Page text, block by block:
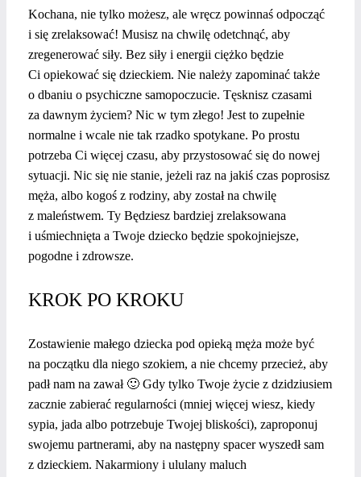
Kochana, nie tylko możesz, ale wręcz powinnaś odpocząć
i się zrelaksować! Musisz na chwilę odetchnąć, aby
zregenerować siły. Bez siły i energii ciężko będzie
Ci opiekować się dzieckiem. Nie należy zapominać także
o dbaniu o psychiczne samopoczucie. Tęsknisz czasami
za dawnym życiem? Nic w tym złego! Jest to zupełnie
normalne i wcale nie tak rzadko spotykane. Po prostu
potrzeba Ci więcej czasu, aby przystosować się do nowej
sytuacji. Nic się nie stanie, jeżeli raz na jakiś czas poprosisz
męża, albo kogoś z rodziny, aby został na chwilę
z maleństwem. Ty Będziesz bardziej zrelaksowana
i uśmiechnięta a Twoje dziecko będzie spokojniejsze,
pogodne i zdrowsze.
KROK PO KROKU
Zostawienie małego dziecka pod opieką męża może być
na początku dla niego szokiem, a nie chcemy przecież, aby
padł nam na zawał 🙂 Gdy tylko Twoje życie z dzidziusiem
zacznie zabierać regularności (mniej więcej wiesz, kiedy
sypia, jada albo potrzebuje Twojej bliskości), zaproponuj
swojemu partnerami, aby na następny spacer wyszedł sam
z dzieckiem. Nakarmiony i ululany maluch